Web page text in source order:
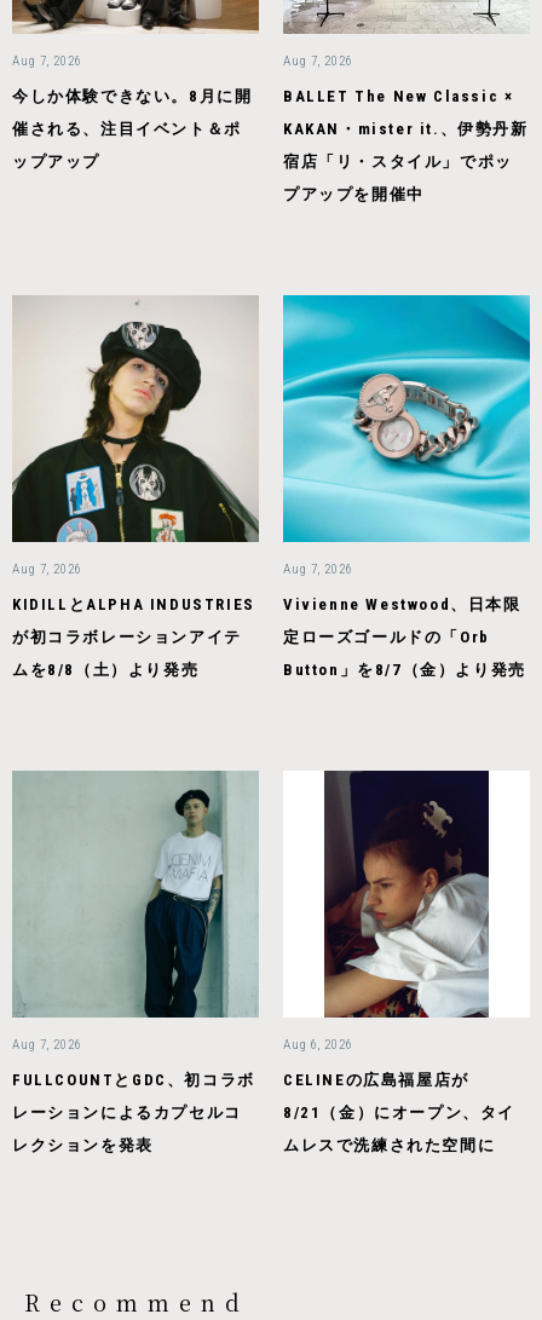
Aug 7, 2026
今しか体験できない。8月に開
催される、注目イベント＆ポ
ップアップ
Aug 7, 2026
BALLET The New Classic ×
KAKAN・mister it.、伊勢丹新
宿店「リ・スタイル」でポッ
プアップを開催中
Aug 7, 2026
KIDILLとALPHA INDUSTRIES
が初コラボレーションアイテ
ムを8/8（土）より発売
Aug 7, 2026
Vivienne Westwood、日本限
定ローズゴールドの「Orb
Button」を8/7（金）より発売
Aug 7, 2026
FULLCOUNTとGDC、初コラボ
レーションによるカプセルコ
レクションを発表
Aug 6, 2026
CELINEの広島福屋店が
8/21（金）にオープン、タイ
ムレスで洗練された空間に
Recommend